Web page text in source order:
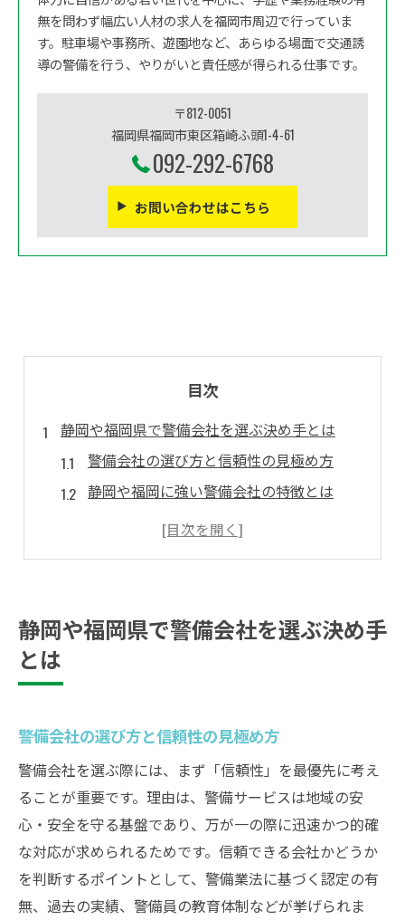
無を問わず幅広い人材の求人を福岡市周辺で行っていま
す。駐車場や事務所、遊園地など、あらゆる場面で交通誘
導の警備を行う、やりがいと責任感が得られる仕事です。
〒812-0051
福岡県福岡市東区箱崎ふ頭1-4-61
092-292-6768
お問い合わせはこちら
目次
静岡や福岡県で警備会社を選ぶ決め手とは
警備会社の選び方と信頼性の見極め方
静岡や福岡に強い警備会社の特徴とは
警備サービスの比較で重視すべき基準
警備業界の人手不足とその背景に迫る
安心を支える警備業界の最新トレンド解説
警備業界の大手企業と今後の展望
地域別にみる警備サービスの特徴比較
静岡と福岡で異なる警備サービスの特徴
地域ごとの警備会社の強みと対応力とは
警備員の地域性がサービスに与える影響
静岡や福岡県で警備会社を選ぶ決め手
とは
警備会社の選び方と信頼性の見極め方
警備会社を選ぶ際には、まず「信頼性」を最優先に考え
ることが重要です。理由は、警備サービスは地域の安
心・安全を守る基盤であり、万が一の際に迅速かつ的確
な対応が求められるためです。信頼できる会社かどうか
を判断するポイントとして、警備業法に基づく認定の有
無、過去の実績、警備員の教育体制などが挙げられま